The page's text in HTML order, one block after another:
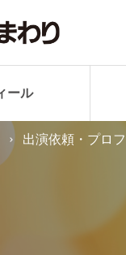
ール
出演依頼・プロ